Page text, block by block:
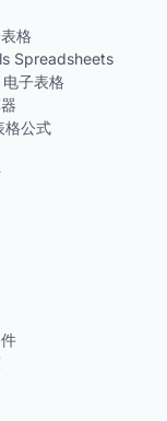
格
Spreadsheets
子表格
格公式